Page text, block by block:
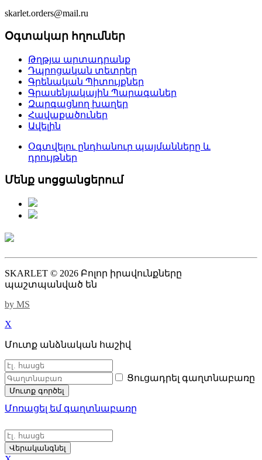
skarlet.orders@mail.ru
Օգտակար հղումներ
Թղթյա արտադրանք
Դպրոցական տետրեր
Գրենական Պիտույքներ
Գրասենյակային Պարագաներ
Զարգացնող խաղեր
Հավաքածուներ
Ավելին
Օգտվելու ընդհանուր պայմանները և
դրույթներ
Մենք սոցցանցերում
SKARLET © 2026 Բոլոր իրավունքները
պաշտպանված են
by MS
X
Մուտք անձնական հաշիվ
Ցուցադրել գաղտնաբառը
Մուտք գործել
Մոռացել եմ գաղտնաբառը
Վերականգնել